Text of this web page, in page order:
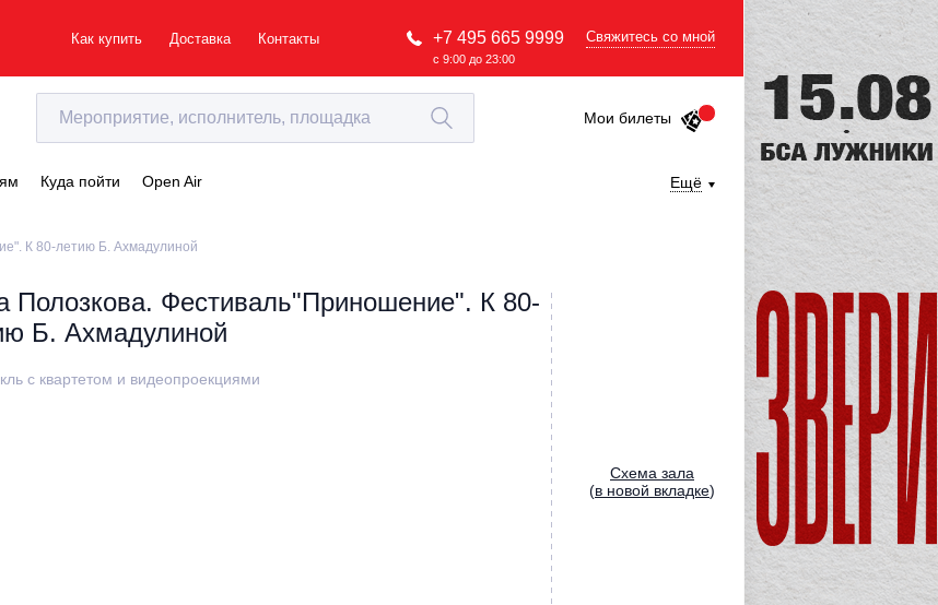
Как купить Доставка Контакты +7 495 665 9999
с 9:00 до 23:00
Свяжитесь со мной
Мои билеты
Куда пойти Open Air Ещё
К 80-летию Б. Ахмадулиной
Полозкова. Фестиваль"Приношение". К 80-
Б. Ахмадулиной
с квартетом и видеопроекциями
Cхема зала
(в новой вкладке)